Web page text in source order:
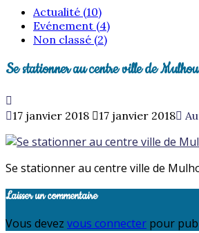
Actualité (10)
Evénement (4)
Non classé (2)
Se stationner au centre ville de
17 janvier 2018 17 janvier 2018
Se stationner au centre ville de
Laisser un commentaire
Vous devez vous connecter pour